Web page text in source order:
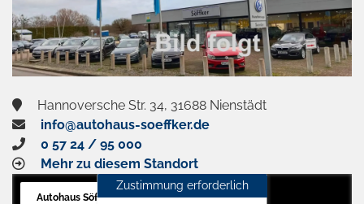
Hannoversche Str. 34, 31688 Nienstädt
info@autohaus-soeffker.de
0 57 24 / 95 000
Mehr zu diesem Standort
Autohaus Söffker GmbH
Zustimmung erforderlich